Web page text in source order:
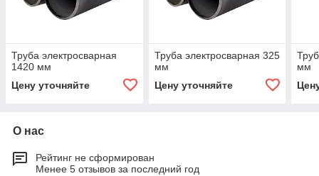
Труба электросварная
1420 мм
Цену уточняйте
Труба электросварная 325
мм
Цену уточняйте
мм
О нас
Рейтинг не сформирован
Менее 5 отзывов за последний год